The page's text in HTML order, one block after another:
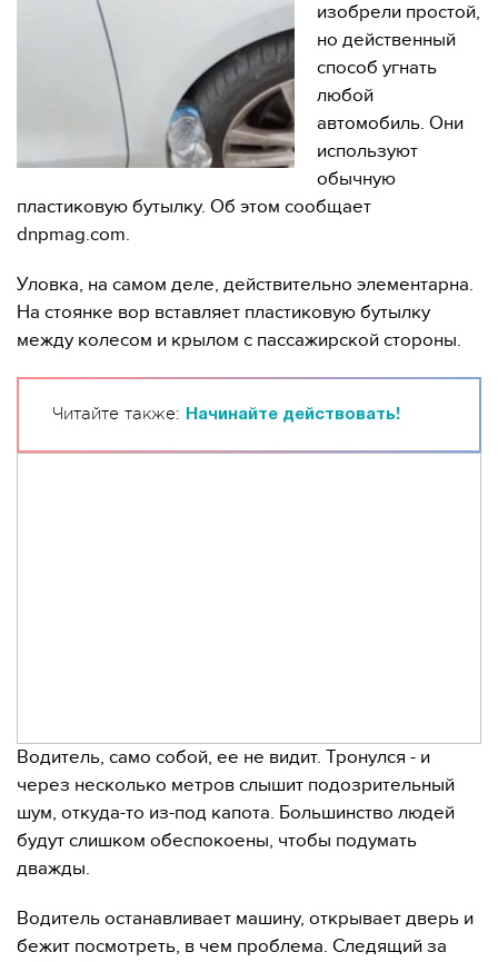
изобрели простой,
но действенный
способ угнать
любой
автомобиль. Они
используют
обычную
пластиковую бутылку. Об этом сообщает
dnpmag.com.
Уловка, на самом деле, действительно элементарна.
На стоянке вор вставляет пластиковую бутылку
между колесом и крылом с пассажирской стороны.
Читайте также: Начинайте действовать!
Водитель, само собой, ее не видит. Тронулся - и
через несколько метров слышит подозрительный
шум, откуда-то из-под капота. Большинство людей
будут слишком обеспокоены, чтобы подумать
дважды.
Водитель останавливает машину, открывает дверь и
бежит посмотреть, в чем проблема. Следящий за